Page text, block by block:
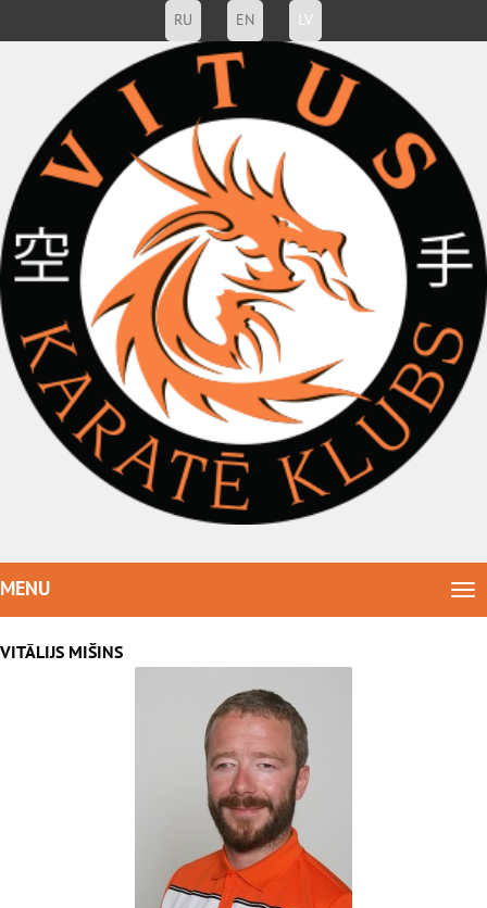
RU EN LV
MENU
VITĀLIJS MIŠINS